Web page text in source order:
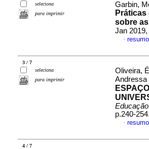
seleciona
para imprimir
Garbin,
sobre
Jan
·
3 / 7
seleciona
para imprimir
Oliveira,
Andressa
p.240-
·
4 / 7